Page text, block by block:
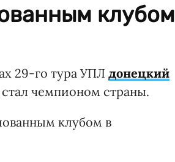
клубом
29-го тура УПЛ донецкий
чемпионом страны.
клубом в